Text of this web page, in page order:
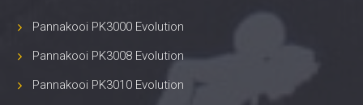
Pannakooi PK3000 Evolution
Pannakooi PK3008 Evolution
Pannakooi PK3010 Evolution